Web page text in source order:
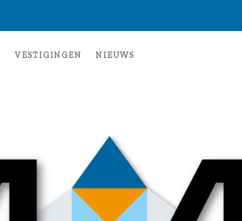
VESTIGINGEN
NIEUWS